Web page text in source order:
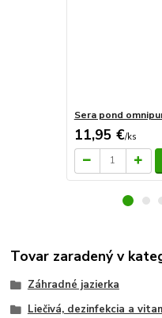
Sera pond
11,95 €/ks
Tovar zaradený v
Záhradné jazierka
Liečivá, dezinfekcia a